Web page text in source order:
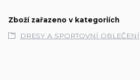
Zboží zařazeno v kategoriích
DRESY A SPORTOVNÍ OBLEČENÍ